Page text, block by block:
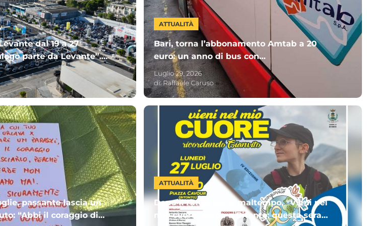
dal 19 a 27
parte da Levante”.
Meloni
ATTUALITÀ
Bari, torna l’abbonamento Amtab a 20
euro: un anno di bus con
“MUVTinBUS365”. Chi può sottoscriverlo
Luglio 29, 2026
di:Raffaele Caruso
passante lascia un
“Abbi il coraggio di
ATTUALITÀ
Dopo il rinvio per il maltempo, “Vieni nel
mio cuore” torna a Bitonto: questa sera